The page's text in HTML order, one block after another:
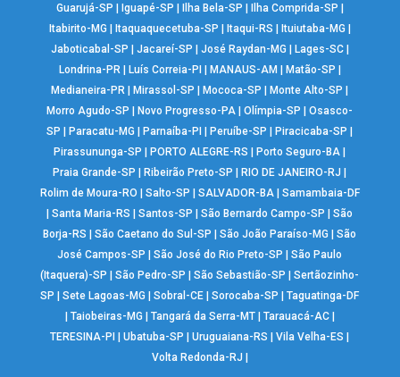
Guarujá-SP | Iguapé-SP | Ilha Bela-SP | Ilha Comprida-SP |
Itabirito-MG | Itaquaquecetuba-SP | Itaqui-RS | Ituiutaba-MG |
Jaboticabal-SP | Jacareí-SP | José Raydan-MG | Lages-SC|
Londrina-PR | Luís Correia-PI | MANAUS-AM | Matão-SP |
Medianeira-PR |Mirassol-SP |Mococa-SP |Monte Alto-SP |
Morro Agudo-SP |Novo Progresso-PA |Olímpia-SP |Osasco-
SP |Paracatu-MG |Parnaíba-PI |Peruíbe-SP |Piracicaba-SP |
Pirassununga-SP |PORTO ALEGRE-RS |Porto Seguro-BA |
Praia Grande-SP |Ribeirão Preto-SP |RIO DE JANEIRO-RJ |
Rolim de Moura-RO | Salto-SP | SALVADOR-BA| Samambaia-DF
|Santa Maria-RS |Santos-SP |São Bernardo Campo-SP |São
Borja-RS |São Caetano do Sul-SP |São João Paraíso-MG |São
José Campos-SP |São José do Rio Preto-SP |São Paulo
(Itaquera)-SP |São Pedro-SP |São Sebastião-SP |Sertãozinho-
SP |Sete Lagoas-MG |Sobral-CE |Sorocaba-SP |Taguatinga-DF
| Taiobeiras-MG | Tangará da Serra-MT| Tarauacá-AC|
TERESINA-PI |Ubatuba-SP |Uruguaiana-RS |Vila Velha-ES |
Volta Redonda-RJ |